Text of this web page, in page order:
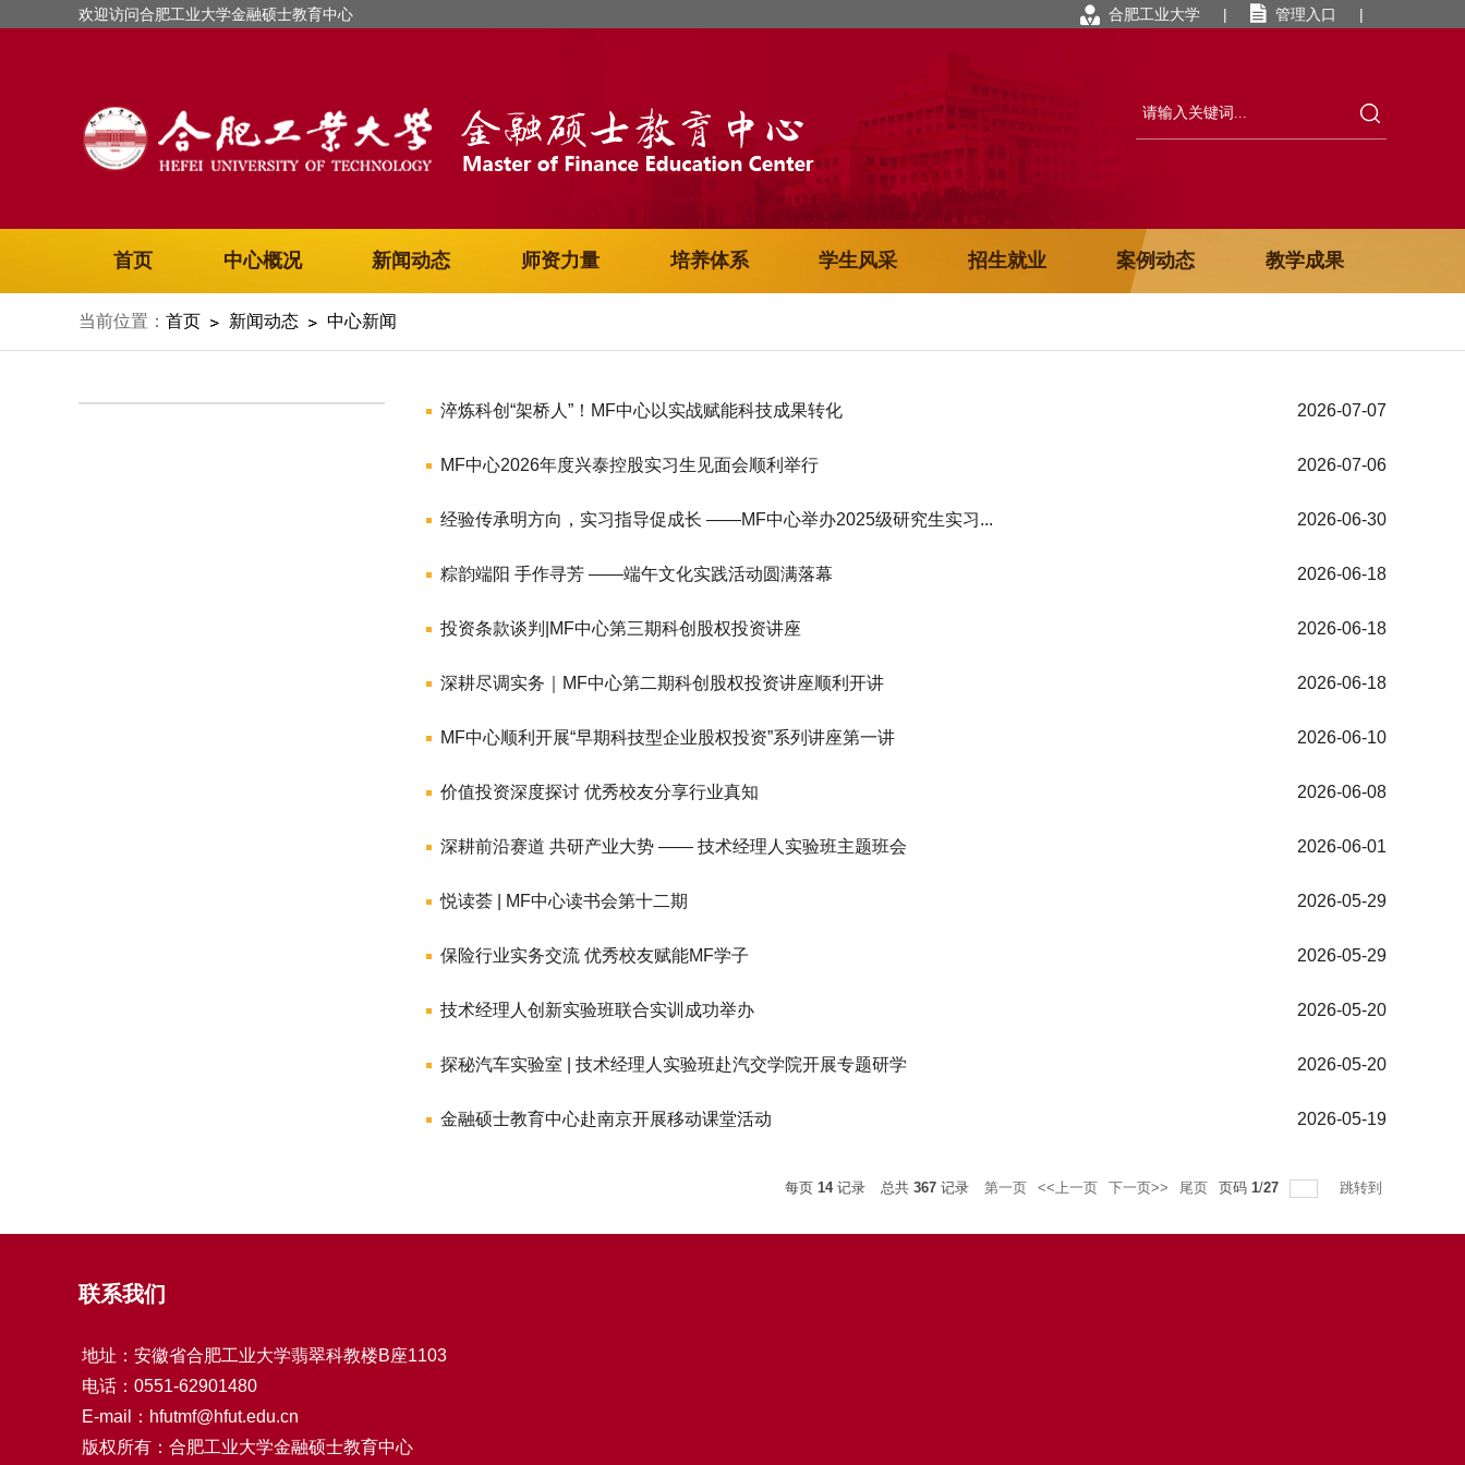
欢迎访问合肥工业大学金融硕士教育中心 合肥工业大学 | 管理入口 |
首页 中心概况 新闻动态 师资力量 培养体系 学生风采 招生就业 案例动态 教学成果
当前位置： 首页 新闻动态 中心新闻
淬炼科创“架桥人”！MF中心以实战赋能科技成果转化 2026-07-07
MF中心2026年度兴泰控股实习生见面会顺利举行 2026-07-06
经验传承明方向，实习指导促成长 ——MF中心举办2025级研究生实习... 2026-06-30
粽韵端阳 手作寻芳 ——端午文化实践活动圆满落幕 2026-06-18
投资条款谈判|MF中心第三期科创股权投资讲座 2026-06-18
深耕尽调实务｜MF中心第二期科创股权投资讲座顺利开讲 2026-06-18
MF中心顺利开展“早期科技型企业股权投资”系列讲座第一讲 2026-06-10
价值投资深度探讨 优秀校友分享行业真知 2026-06-08
深耕前沿赛道 共研产业大势 —— 技术经理人实验班主题班会 2026-06-01
悦读荟 | MF中心读书会第十二期 2026-05-29
保险行业实务交流 优秀校友赋能MF学子 2026-05-29
技术经理人创新实验班联合实训成功举办 2026-05-20
探秘汽车实验室 | 技术经理人实验班赴汽交学院开展专题研学 2026-05-20
金融硕士教育中心赴南京开展移动课堂活动 2026-05-19
每页 14记录 总共 367 记录 第一页 <<上一页 下一页>> 尾页 页码 1/27 跳转到
联系我们
地址：安徽省合肥工业大学翡翠科教楼B座1103
电话：0551-62901480
E-mail：hfutmf@hfut.edu.cn
版权所有：合肥工业大学金融硕士教育中心